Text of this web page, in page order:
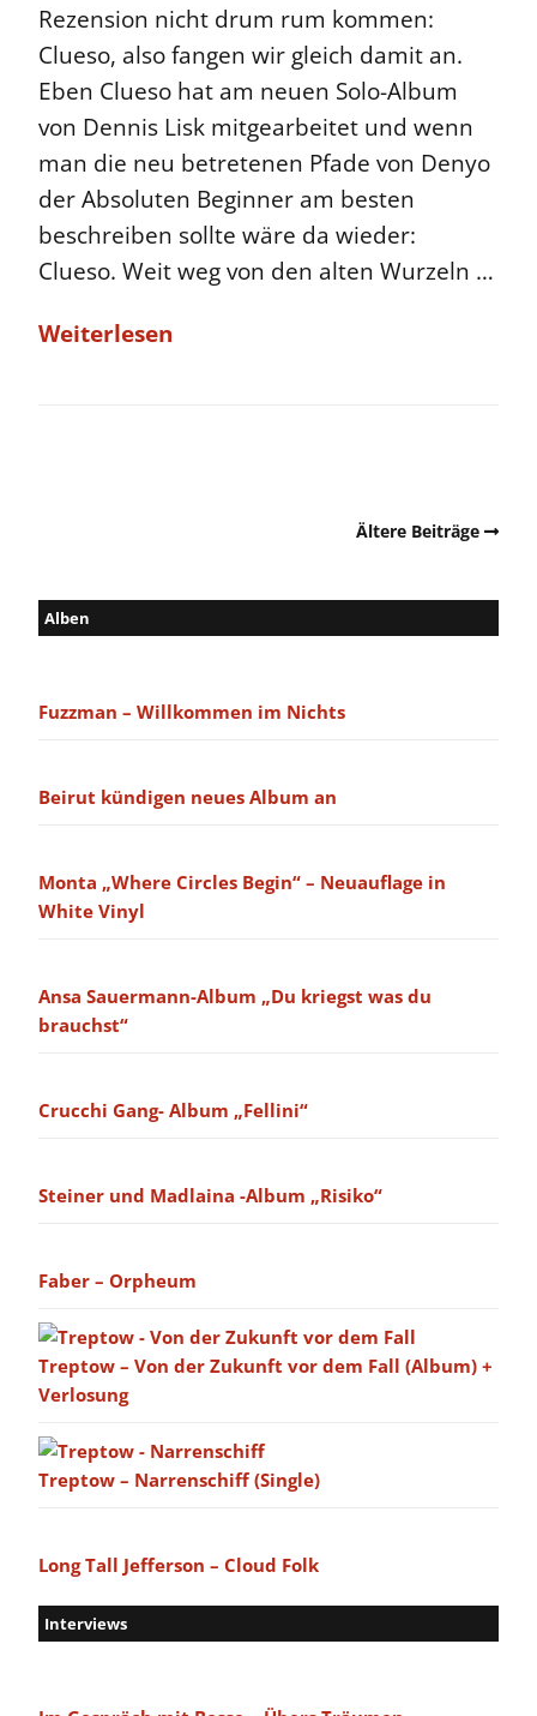
Rezension nicht drum rum kommen:
Clueso, also fangen wir gleich damit an.
Eben Clueso hat am neuen Solo-Album
von Dennis Lisk mitgearbeitet und wenn
man die neu betretenen Pfade von Denyo
der Absoluten Beginner am besten
beschreiben sollte wäre da wieder:
Clueso. Weit weg von den alten Wurzeln …
Weiterlesen
Ältere Beiträge
Alben
Fuzzman – Willkommen im Nichts
Beirut kündigen neues Album an
Monta „Where Circles Begin“ – Neuauflage in
White Vinyl
Ansa Sauermann-Album „Du kriegst was du
brauchst“
Crucchi Gang- Album „Fellini“
Steiner und Madlaina -Album „Risiko“
Faber – Orpheum
Treptow – Von der Zukunft vor dem Fall (Album) +
Verlosung
Treptow – Narrenschiff (Single)
Long Tall Jefferson – Cloud Folk
Interviews